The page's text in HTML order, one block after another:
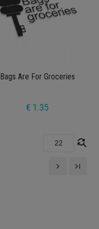
Bags Are For Groceries
€ 1.35
find_replace
navigate_next last_page